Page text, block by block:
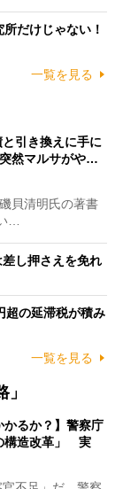
だけじゃない！
一覧を見る
引き換えに手に
然マルサがや…
貝清明氏の著書
…
し押さえを免れ
超の延滞税が積み
一覧を見る
かるか？】警察庁
構造改革」 実